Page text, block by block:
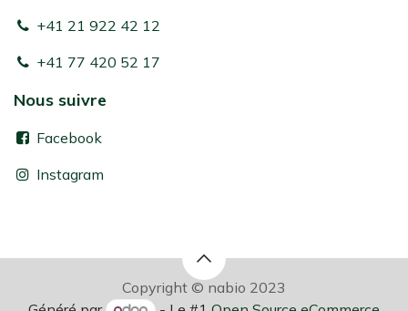
+41 21 922 42 12
+41 77 420 52 17
Nous suivre
Facebook
Instagram
Copyright © nabio 2023